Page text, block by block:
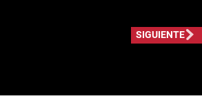
SIGUIENTE